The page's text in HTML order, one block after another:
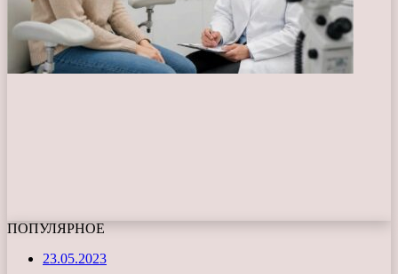
ПОПУЛЯРНОЕ
23.05.2023